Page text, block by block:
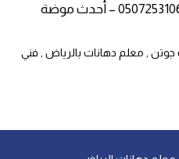
معلم دهان حوائط بالرياض ت:0507253106 – أحدث موضة
, معلم دهانات بالرياض , فني